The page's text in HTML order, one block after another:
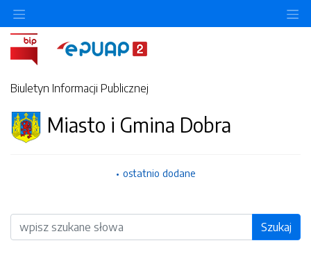
Biuletyn Informacji Publicznej
Miasto i Gmina Dobra
ostatnio dodane
Wyszukiwarka Szukaj